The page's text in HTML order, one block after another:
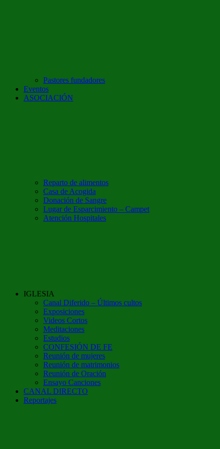
Pastores fundadores
Eventos
ASOCIACIÓN
Reparto de alimentos
Casa de Acogida
Donación de Sangre
Lugar de Esparcimiento – Campet
Atención Hospitales
IGLESIA
Canal Diferido – Últimos cultos
Exposiciones
Videos Cortos
Meditaciones
Estudios
CONFESIÓN DE FE
Reunión de mujeres
Reunión de matrimonios
Reunión de Oración
Ensayo Canciones
CANAL DIRECTO
Reportajes